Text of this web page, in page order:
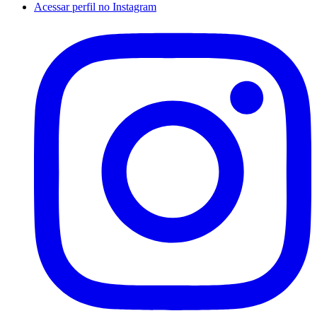
Acessar perfil no Instagram